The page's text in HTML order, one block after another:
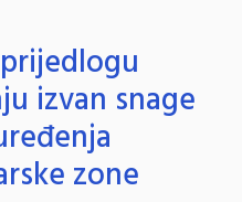
izvan snage
zone